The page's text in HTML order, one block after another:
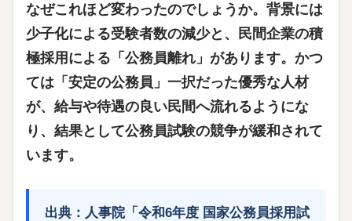
なぜこれほど変わったのでしょうか。背景には
少子化による受験者数の減少と、民間企業の積
極採用による「公務員離れ」があります。かつ
ては「安定の公務員」一択だった優秀な人材
が、給与や待遇の良い民間へ流れるようにな
り、結果として公務員試験の競争が緩和されて
います。
出典 ：人事院「令和6年度 国家公務員採用試